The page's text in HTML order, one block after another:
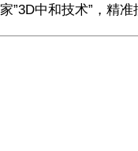
”3D中和技术”，精